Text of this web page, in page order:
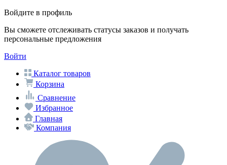
Войдите в профиль
Вы сможете отслеживать статусы заказов и получать
персональные предложения
Войти
Каталог товаров
Корзина
Сравнение
Избранное
Главная
Компания